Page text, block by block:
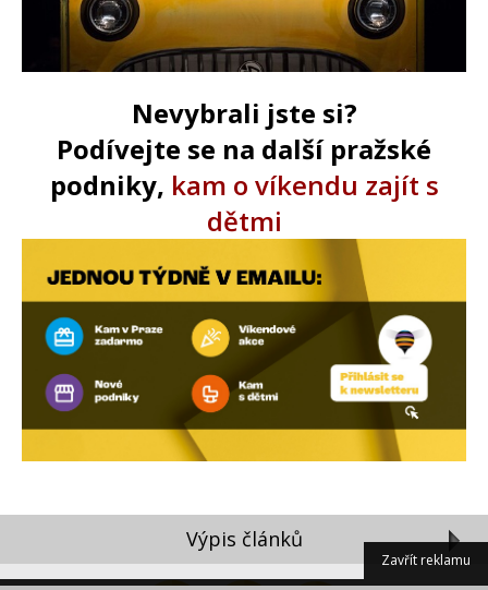
Zavřít reklamu
Nevybrali jste si?
Podívejte se na další pražské
podniky, kam o víkendu zajít s
dětmi
Výpis článků